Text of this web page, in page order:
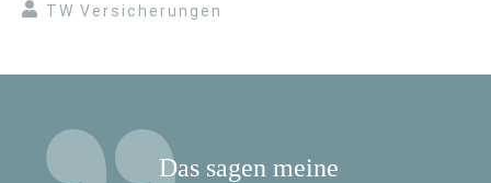
TW Versicherungen
Das sagen meine